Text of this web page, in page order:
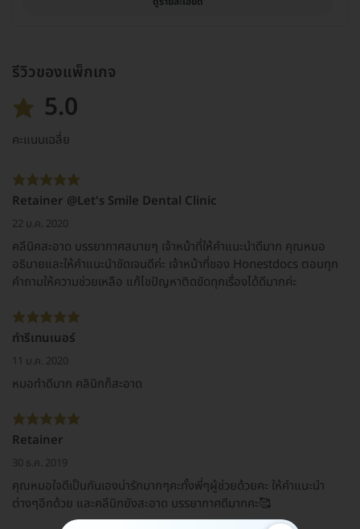
รีวิวของแพ็กเกจ
5.0
คะแนนเฉลี่ย
Retainer @Let's Smile Dental Clinic
22 ม.ค. 2020
คลีนิคสะอาด บรรยากาศสบายๆ เจ้าหน้าที่ให้คำแนะนำดีมาก คุณหมอ
อธิบายและให้คำแนะนำชัดเจนดีค่ะ เจ้าหน้าที่ของ Honestdocs ตอบทุก
คำถามให้ความช่วยเหลือ แก้ไขปัญหาติดขัดทุกเรื่องได้ดีมากค่ะ
ทำรีเทนเนอร์
11 ม.ค. 2020
หมอทำดีมาก คลินิกก็สะอาด
Retainer
30 ธ.ค. 2019
คุณหมอใจดีเป็นกันเองน่ารักมากๆคะทั้งพี่ๆผู้ช่วยด้วยคะ ให้คำแนะนำ
ต่างๆอีกด้วย และคลีนิกยังสะอาด บรรยากาศดีมากคะ🥰